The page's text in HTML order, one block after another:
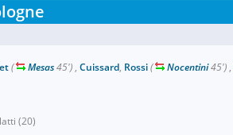
( Mesas45') , Cuissard, Rossi( Nocentini45') ,
(20)